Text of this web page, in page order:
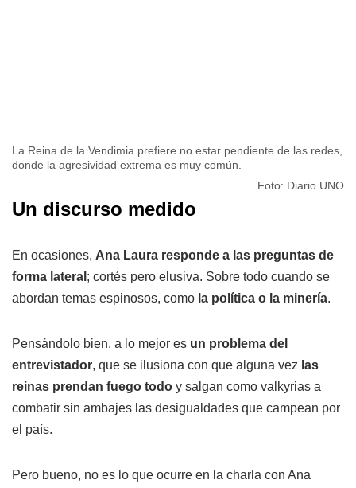
La Reina de la Vendimia prefiere no estar pendiente de las redes,
donde la agresividad extrema es muy común.
Foto: Diario UNO
Un discurso medido
En ocasiones, Ana Laura responde a las preguntas de
forma lateral ; cortés pero elusiva. Sobre todo cuando se
abordan temas espinosos, como la política o la minería.
Pensándolo bien, a lo mejor es un problema del
entrevistador, que se ilusiona con que alguna vez las
reinas prendan fuego todo y salgan como valkyrias a
combatir sin ambajes las desigualdades que campean por
el país.
Pero bueno, no es lo que ocurre en la charla con Ana